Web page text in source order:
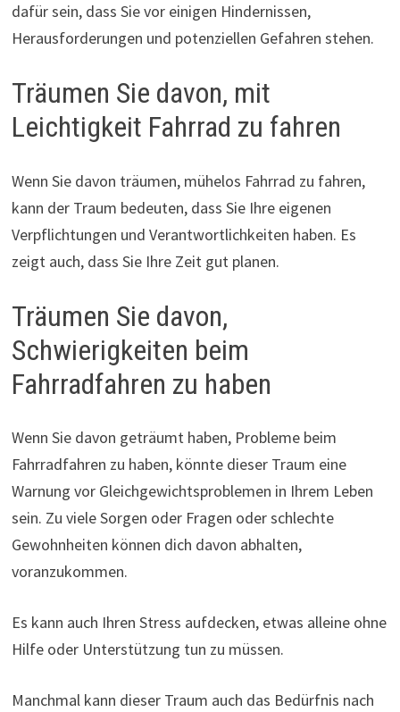
dafür sein, dass Sie vor einigen Hindernissen,
Herausforderungen und potenziellen Gefahren stehen.
Träumen Sie davon, mit
Leichtigkeit Fahrrad zu fahren
Wenn Sie davon träumen, mühelos Fahrrad zu fahren,
kann der Traum bedeuten, dass Sie Ihre eigenen
Verpflichtungen und Verantwortlichkeiten haben. Es
zeigt auch, dass Sie Ihre Zeit gut planen.
Träumen Sie davon,
Schwierigkeiten beim
Fahrradfahren zu haben
Wenn Sie davon geträumt haben, Probleme beim
Fahrradfahren zu haben, könnte dieser Traum eine
Warnung vor Gleichgewichtsproblemen in Ihrem Leben
sein. Zu viele Sorgen oder Fragen oder schlechte
Gewohnheiten können dich davon abhalten,
voranzukommen.
Es kann auch Ihren Stress aufdecken, etwas alleine ohne
Hilfe oder Unterstützung tun zu müssen.
Manchmal kann dieser Traum auch das Bedürfnis nach